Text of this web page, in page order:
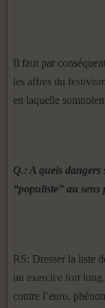
Il faut par
les affres du
en laquelle
Q.: A quels dangers
“populiste” au sens
RS: Dresser la liste
un exercice fort
contre l’euro,